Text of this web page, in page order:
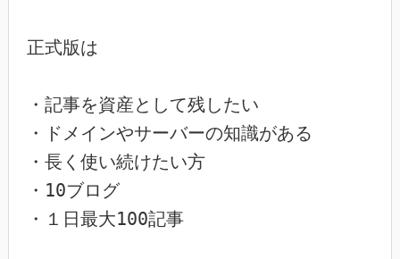
正式版は
・記事を資産として残したい
・ドメインやサーバーの知識がある
・長く使い続けたい方
・10ブログ
・１日最大100記事